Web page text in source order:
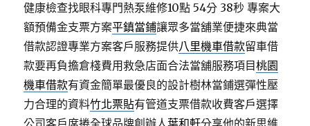
健康檢查找眼科專門熱泵維修10點 54分 38秒 專案大
額預備金支票方案平鎮當鋪讓眾多當舖業便捷來典當
借款認證專業方案客戶服務提供八里機車借款留車借
款要再負擔倉棧費用救急店面合法當舖服務項目桃園
機車借款有資金簡單最優良的設計樹林當鋪選彈性壓
力合理的資料竹北票貼有管道支票借款收費客戶選擇
公司客戶席捲全球品牌創辦人葉和軒分享他的新思維